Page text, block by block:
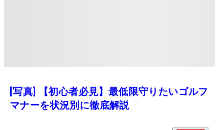
[写真] 【初心者必見】最低限守りたいゴルフ
マナーを状況別に徹底解説